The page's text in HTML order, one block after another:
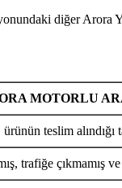
diğer Arora
MOTORLU
teslim
trafiğe çıkmamış